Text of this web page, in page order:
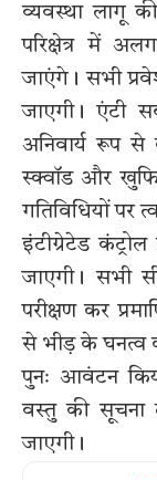
व्यवस्था लागू
परिक्षेत्र में
जाएंगे। सभी
जाएगी। एंटी
अनिवार्य रूप से
स्क्वॉड और
गतिविधियों पर
इंटीग्रेटेड
जाएगी। सभी
परीक्षण कर
से भीड़ के
पुनः आवंटन
वस्तु की सूचना
जाएगी।